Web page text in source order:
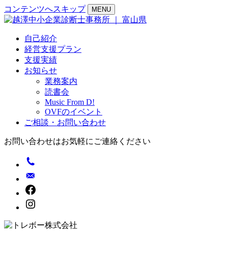
コンテンツへスキップ MENU
自己紹介
経営支援プラン
支援実績
お知らせ
業務案内
読書会
Music From D!
OVFのイベント
ご相談・お問い合わせ
お問い合わせはお気軽にご連絡ください